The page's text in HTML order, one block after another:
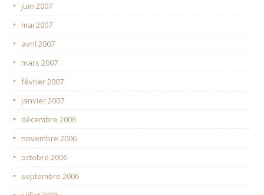
juin 2007
mai 2007
avril 2007
mars 2007
février 2007
janvier 2007
décembre 2006
novembre 2006
octobre 2006
septembre 2006